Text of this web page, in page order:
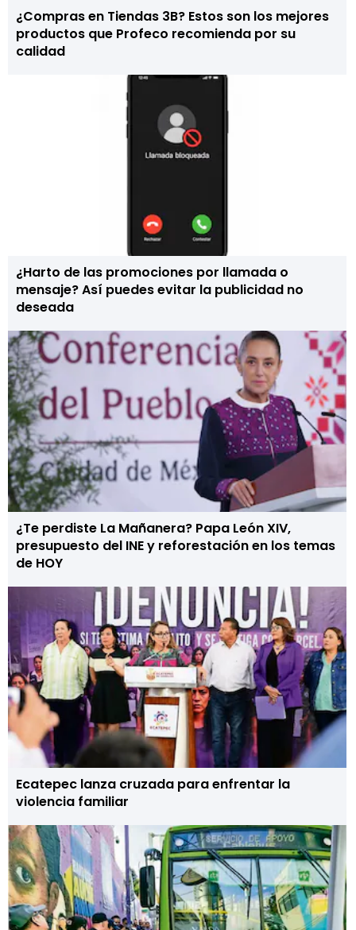
¿Compras en Tiendas 3B? Estos son los mejores
productos que Profeco recomienda por su
calidad
¿Harto de las promociones por llamada o
mensaje? Así puedes evitar la publicidad no
deseada
¿Te perdiste La Mañanera? Papa León XIV,
presupuesto del INE y reforestación en los temas
de HOY
Ecatepec lanza cruzada para enfrentar la
violencia familiar